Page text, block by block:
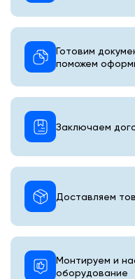
Готовим
поможем
Монтируем и
оборудование
Доставляем
Заключаем